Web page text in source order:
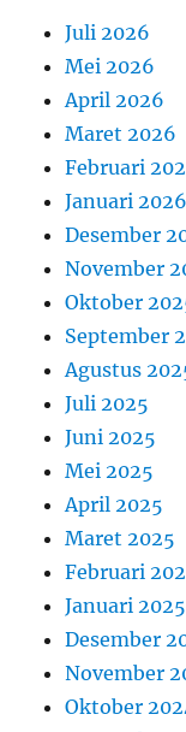
Juli 2026
Mei 2026
April 2026
Maret 2026
Februari
Januari 2026
Desember
November
Oktober
September
Agustus
Juli 2025
Juni 2025
Mei 2025
April 2025
Maret 2025
Februari
Januari 2025
Desember
November
Oktober